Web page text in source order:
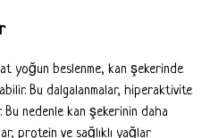
yoğun beslenme, kan şekerinde
Bu dalgalanmalar, hiperaktivite
nedenle kan şekerinin daha
protein ve sağlıklı yağlar